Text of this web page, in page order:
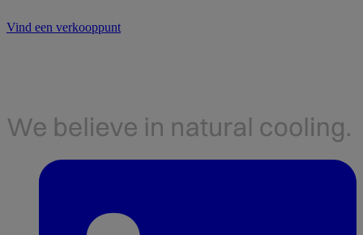
Vind een verkooppunt